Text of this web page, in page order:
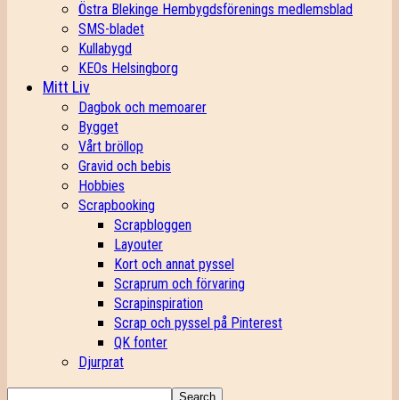
Östra Blekinge Hembygdsförenings medlemsblad
SMS-bladet
Kullabygd
KEOs Helsingborg
Mitt Liv
Dagbok och memoarer
Bygget
Vårt bröllop
Gravid och bebis
Hobbies
Scrapbooking
Scrapbloggen
Layouter
Kort och annat pyssel
Scraprum och förvaring
Scrapinspiration
Scrap och pyssel på Pinterest
QK fonter
Djurprat